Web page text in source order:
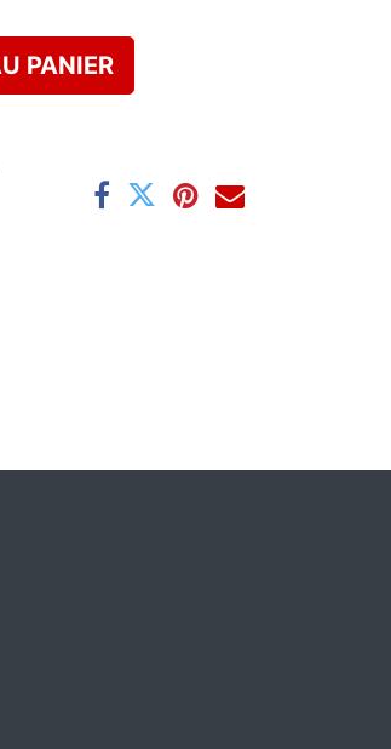
PANIER